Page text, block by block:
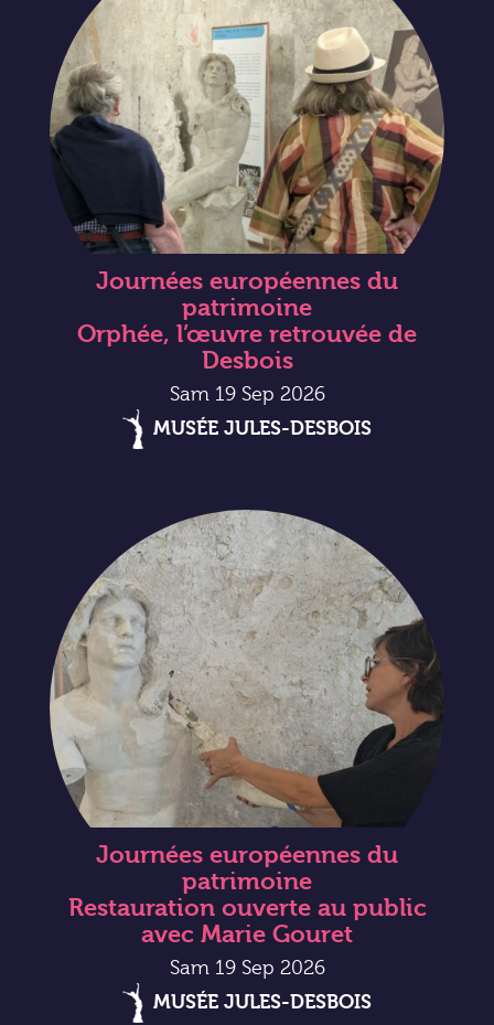
Journées européennes du
patrimoine
Orphée, l’œuvre retrouvée de
Desbois
Sam 19 Sep 2026
MUSÉE JULES-DESBOIS
Journées européennes du
patrimoine
Restauration ouverte au public
avec Marie Gouret
Sam 19 Sep 2026
MUSÉE JULES-DESBOIS